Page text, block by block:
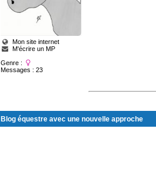
Mon site internet
M'écrire un MP
Genre :
Messages : 23
Blog équestre avec une nouvelle approche